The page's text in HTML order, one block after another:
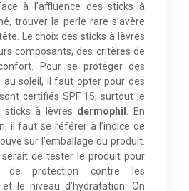
à l’affluence des sticks à
trouver la perle rare s’avère
Le choix des sticks à lèvres
composants, des critères de
Pour se protéger des
soleil, il faut opter pour des
certifiés SPF 15, surtout le
sticks à lèvres dermophil
. En
il faut se référer à l’indice de
sur l’emballage du produit.
serait de tester le produit pour
protection contre les
le niveau d’hydratation. On